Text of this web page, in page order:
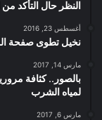
النظر حال التأكد
أغسطس 23, 2016
نخيل تطوى صفحة
مارس 14, 2017
بالصور.. كثافة
لمياه الشرب
مارس 6, 2017